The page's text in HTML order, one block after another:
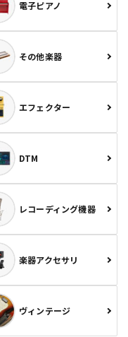
電子ピアノ
その他楽器
エフェクター
DTM
レコーディング機器
楽器アクセサリ
ヴィンテージ